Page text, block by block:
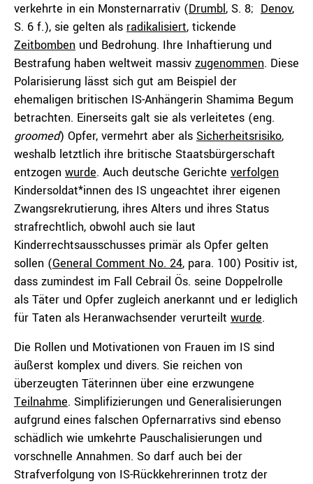
verkehrte in ein Monsternarrativ (Drumbl, S. 8; Denov,
S. 6 f.), sie gelten als radikalisiert, tickende
Zeitbomben und Bedrohung. Ihre Inhaftierung und
Bestrafung haben weltweit massiv zugenommen. Diese
Polarisierung lässt sich gut am Beispiel der
ehemaligen britischen IS-Anhängerin Shamima Begum
betrachten. Einerseits galt sie als verleitetes (eng.
groomed) Opfer, vermehrt aber als Sicherheitsrisiko,
weshalb letztlich ihre britische Staatsbürgerschaft
entzogen wurde. Auch deutsche Gerichte verfolgen
Kindersoldat*innen des IS ungeachtet ihrer eigenen
Zwangsrekrutierung, ihres Alters und ihres Status
strafrechtlich, obwohl auch sie laut
Kinderrechtsausschusses primär als Opfer gelten
sollen (General Comment No. 24, para. 100) Positiv ist,
dass zumindest im Fall Cebrail Ös. seine Doppelrolle
als Täter und Opfer zugleich anerkannt und er lediglich
für Taten als Heranwachsender verurteilt wurde.
Die Rollen und Motivationen von Frauen im IS sind
äußerst komplex und divers. Sie reichen von
überzeugten Täterinnen über eine erzwungene
Teilnahme. Simplifizierungen und Generalisierungen
aufgrund eines falschen Opfernarrativs sind ebenso
schädlich wie umkehrte Pauschalisierungen und
vorschnelle Annahmen. So darf auch bei der
Strafverfolgung von IS-Rückkehrerinnen trotz der